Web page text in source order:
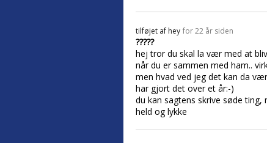
tilføjet af hey for 22 år siden
?????
hej tror du skal la vær med at
når du er sammen med ham..
men hvad ved jeg det kan da
har gjort det over et år:-)
du kan sagtens skrive søde ting,
held og lykke